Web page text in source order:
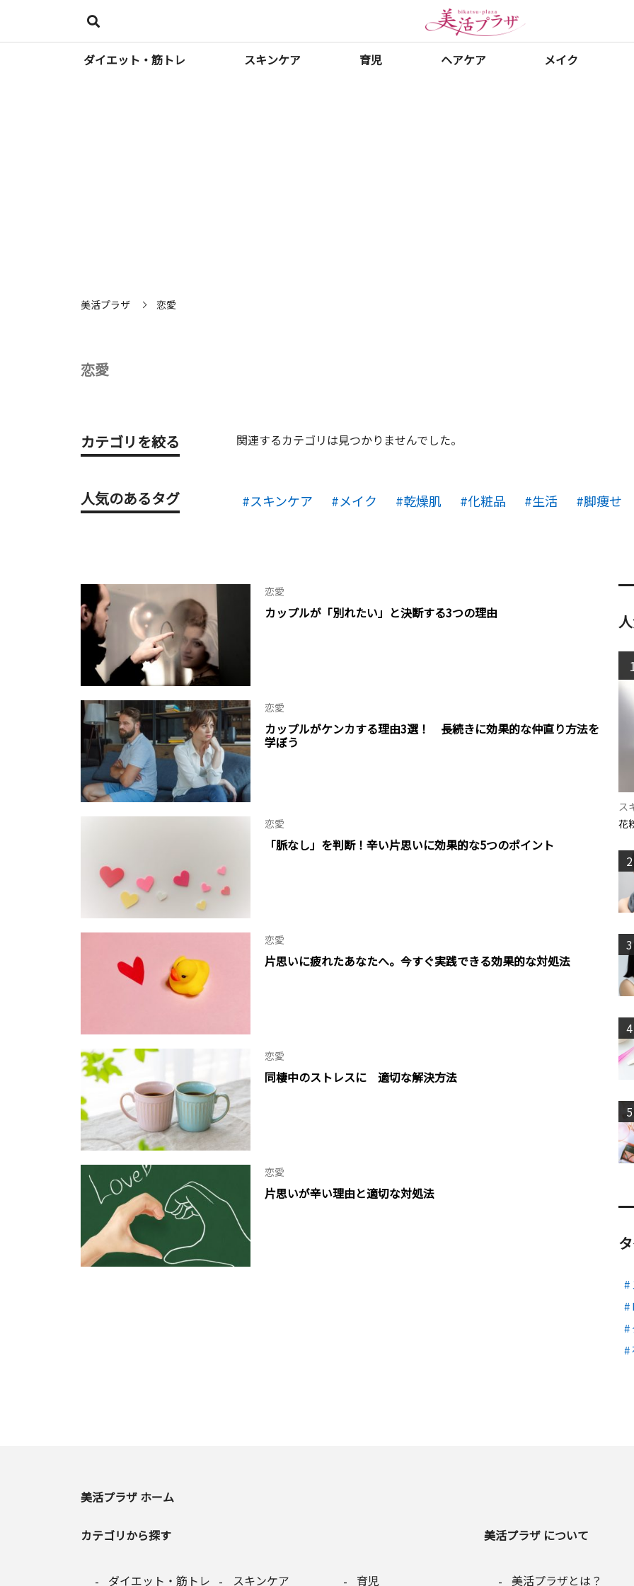
ダイエット・筋トレ スキンケア 育児 ヘアケア メイク
美活プラザ 恋愛
恋愛
カテゴリを絞る 関連するカテゴリは見つかりませんでした。
人気のあるタグ スキンケア メイク 乾燥肌 化粧品 生活 脚痩せ
恋愛
カップルが「別れたい」と決断する3つの理由
恋愛
カップルがケンカする理由3選！ 長続きに効果的な仲直り方法を
学ぼう
恋愛
「脈なし」を判断！辛い片思いに効果的な5つのポイント
恋愛
片思いに疲れたあなたへ。今すぐ実践できる効果的な対処法
恋愛
同棲中のストレスに 適切な解決方法
恋愛
片思いが辛い理由と適切な対処法
ス
花
2
3
4
5
美活プラザ ホーム
カテゴリから探す
ダイエット・筋トレ スキンケア 育児
美活プラザ について
美活プラザとは？